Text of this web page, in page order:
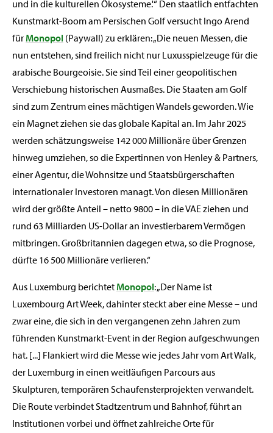
und in die kulturellen Ökosysteme.'“ Den staatlich entfachten
Kunstmarkt-Boom am Persischen Golf versucht Ingo Arend
für Monopol (Paywall) zu erklären: „Die neuen Messen, die
nun entstehen, sind freilich nicht nur Luxusspielzeuge für die
arabische Bourgeoisie. Sie sind Teil einer geopolitischen
Verschiebung historischen Ausmaßes. Die Staaten am Golf
sind zum Zentrum eines mächtigen Wandels geworden. Wie
ein Magnet ziehen sie das globale Kapital an. Im Jahr 2025
werden schätzungsweise 142 000 Millionäre über Grenzen
hinweg umziehen, so die Expertinnen von Henley & Partners,
einer Agentur, die Wohnsitze und Staatsbürgerschaften
internationaler Investoren managt. Von diesen Millionären
wird der größte Anteil – netto 9800 – in die VAE ziehen und
rund 63 Milliarden US-Dollar an investierbarem Vermögen
mitbringen. Großbritannien dagegen etwa, so die Prognose,
dürfte 16 500 Millionäre verlieren.“
Aus Luxemburg berichtet Monopol: „Der Name ist
Luxembourg Art Week, dahinter steckt aber eine Messe – und
zwar eine, die sich in den vergangenen zehn Jahren zum
führenden Kunstmarkt-Event in der Region aufgeschwungen
hat. [...] Flankiert wird die Messe wie jedes Jahr vom Art Walk,
der Luxemburg in einen weitläufigen Parcours aus
Skulpturen, temporären Schaufensterprojekten verwandelt.
Die Route verbindet Stadtzentrum und Bahnhof, führt an
Institutionen vorbei und öffnet zahlreiche Orte für